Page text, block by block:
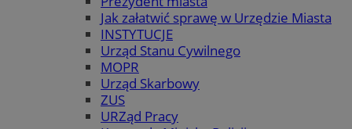
Jak załatwić sprawę w Urzędzie Miasta
INSTYTUCJE
Urząd Stanu Cywilnego
MOPR
Urząd Skarbowy
ZUS
URZąd Pracy